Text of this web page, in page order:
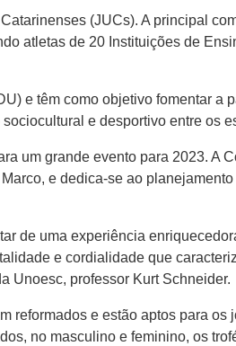
(JUCs). A principal
atletas de 20 Instituições de
e têm como objetivo fomentar a
e desportivo entre os
um grande evento para 2023. A
e dedica-se ao
de uma experiência
e cordialidade que
Unoesc, professor Kurt Schneider.
reformados e estão aptos para os
no masculino e feminino, os